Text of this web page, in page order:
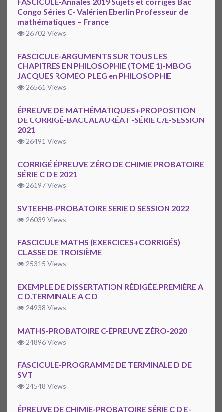
Congo Séries C- Valérien Eberlin Professeur de
mathématiques – France
26702 Views
FASCICULE-ARGUMENTS SUR TOUS LES
CHAPITRES EN PHILOSOPHIE (TOME 1)-MBOG
JACQUES ROMEO PLEG en PHILOSOPHIE
26561 Views
ÉPREUVE DE MATHÉMATIQUES+PROPOSITION
DE CORRIGÉ-BACCALAURÉAT -SÉRIE C/E-SESSION
2021
26491 Views
CORRIGÉ ÉPREUVE ZÉRO DE CHIMIE PROBATOIRE
SÉRIE C D E 2021
26197 Views
SVTEEHB-PROBATOIRE SERIE D SESSION 2022
26039 Views
FASCICULE MATHS (EXERCICES+CORRIGÉS)
CLASSE DE TROISIÈME
25315 Views
EXEMPLE DE DISSERTATION RÉDIGÉE.PREMIÈRE A
C D.TERMINALE A C D
24938 Views
MATHS-PROBATOIRE C-ÉPREUVE ZÉRO-2020
24896 Views
FASCICULE-PROGRAMME DE TERMINALE D DE
SVT
24548 Views
ÉPREUVE DE CHIMIE-PROBATOIRE SÉRIE C D E-